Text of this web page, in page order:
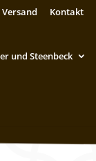
Kontakt
und Steenbeck